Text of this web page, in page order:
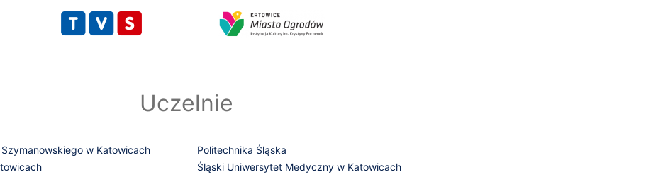
Uczelnie
w Katowicach
Politechnika Śląska
Śląski Uniwersytet Medyczny w Katowicach